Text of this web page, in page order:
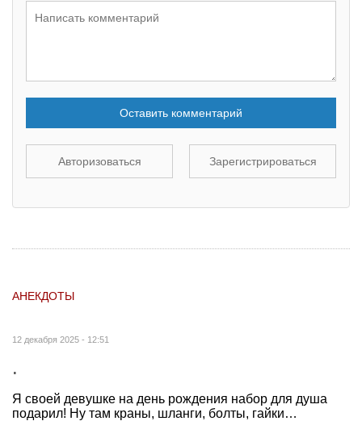
Оставить комментарий
Авторизоваться Зарегистрироваться
АНЕКДОТЫ
12 декабря 2025 - 12:51
.
Я своей девушке на день рождения набор для душа
подарил! Ну там краны, шланги, болты, гайки…